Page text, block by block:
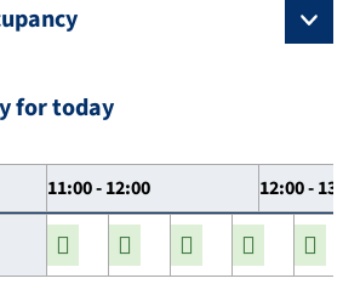
for today
11:00 - 12:00 12:00 -